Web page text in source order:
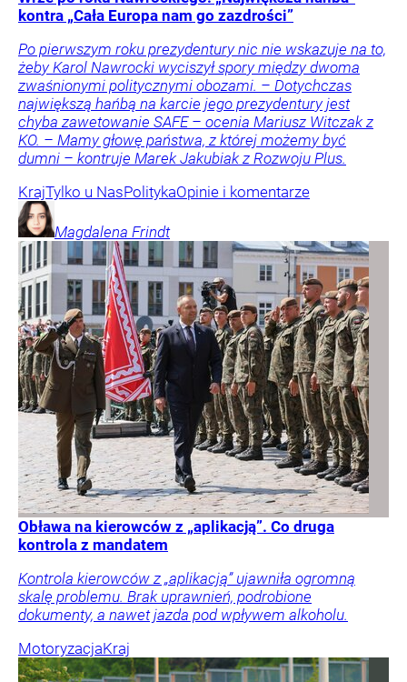
kontra „Cała Europa nam go zazdrości”
Po pierwszym roku prezydentury nic nie wskazuje na to,
żeby Karol Nawrocki wyciszył spory między dwoma
zwaśnionymi politycznymi obozami. – Dotychczas
największą hańbą na karcie jego prezydentury jest
chyba zawetowanie SAFE – ocenia Mariusz Witczak z
KO. – Mamy głowę państwa, z której możemy być
dumni – kontruje Marek Jakubiak z Rozwoju Plus.
KrajTylko u NasPolitykaOpinie i komentarze
Magdalena Frindt
Obława na kierowców z „aplikacją”. Co druga
kontrola z mandatem
Kontrola kierowców z „aplikacją” ujawniła ogromną
skalę problemu. Brak uprawnień, podrobione
dokumenty, a nawet jazda pod wpływem alkoholu.
MotoryzacjaKraj